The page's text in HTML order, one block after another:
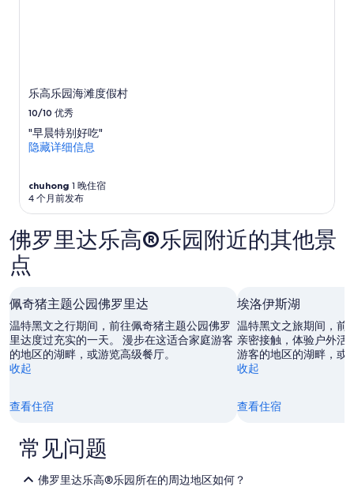
e
s
s
,
d
u
g
d
a
l
e
s
…
.
”
遵
守
其
他
条
乐高乐园海滩度假村
10/10 优秀
"早晨特别好吃"
隐藏详细信息
chuhong 1 晚住宿
4 个月前发布
佛罗里达乐高®乐园附近的其他景
点
佩奇猪主题公园佛罗里达
温特黑文之行期间，前往佩奇猪主题公园佛罗
里达度过充实的一天。 漫步在这适合家庭游客
的地区的湖畔，或游览高级餐厅。
收起
查看住宿
埃洛伊斯湖
温特黑文之旅期间，前
亲密接触，体验户外活
游客的地区的湖畔，或
收起
查看住宿
常见问题
佛罗里达乐高®乐园所在的周边地区如何？